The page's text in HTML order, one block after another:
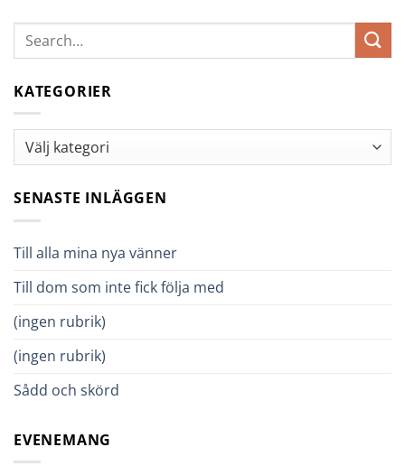
KATEGORIER
Kategorier
SENASTE INLÄGGEN
Till alla mina nya vänner
Till dom som inte fick följa med
(ingen rubrik)
(ingen rubrik)
Sådd och skörd
EVENEMANG